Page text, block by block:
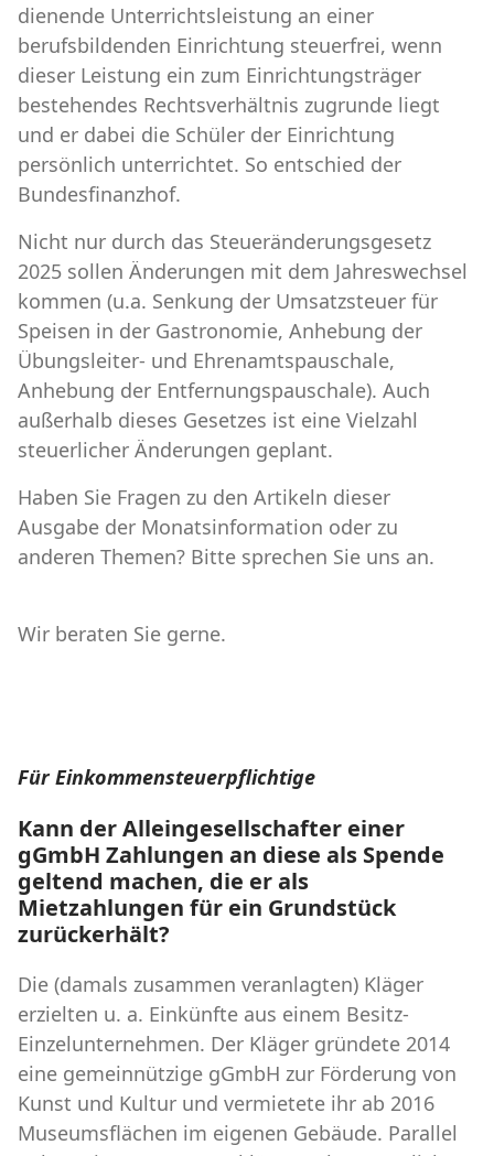
dienende Unterrichtsleistung an einer
berufsbildenden Einrichtung steuerfrei, wenn
dieser Leistung ein zum Einrichtungsträger
bestehendes Rechtsverhältnis zugrunde liegt
und er dabei die Schüler der Einrichtung
persönlich unterrichtet. So entschied der
Bundesfinanzhof.
Nicht nur durch das Steueränderungsgesetz
2025 sollen Änderungen mit dem Jahreswechsel
kommen (u.a. Senkung der Umsatzsteuer für
Speisen in der Gastronomie, Anhebung der
Übungsleiter- und Ehrenamtspauschale,
Anhebung der Entfernungspauschale). Auch
außerhalb dieses Gesetzes ist eine Vielzahl
steuerlicher Änderungen geplant.
Haben Sie Fragen zu den Artikeln dieser
Ausgabe der Monatsinformation oder zu
anderen Themen? Bitte sprechen Sie uns an.
Wir beraten Sie gerne.
Für Einkommensteuerpflichtige
Kann der Alleingesellschafter einer
gGmbH Zahlungen an diese als Spende
geltend machen, die er als
Mietzahlungen für ein Grundstück
zurückerhält?
Die (damals zusammen veranlagten) Kläger
erzielten u. a. Einkünfte aus einem Besitz-
Einzelunternehmen. Der Kläger gründete 2014
eine gemeinnützige gGmbH zur Förderung von
Kunst und Kultur und vermietete ihr ab 2016
Museumsflächen im eigenen Gebäude. Parallel